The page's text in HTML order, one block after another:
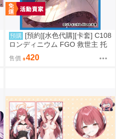
預購 [預約][水色代購][卡套] C108
ロンディニウム FGO 救世主 托
內莉可
售價 420